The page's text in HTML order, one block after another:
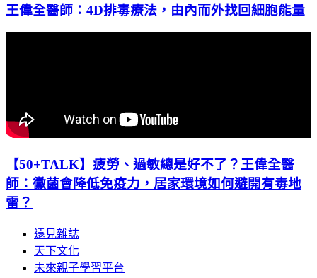
王偉全醫師：4D排毒療法，由內而外找回細胞能量
【50+TALK】疲勞、過敏總是好不了？王偉全醫
師：黴菌會降低免疫力，居家環境如何避開有毒地
雷？
遠見雜誌
天下文化
未來親子學習平台